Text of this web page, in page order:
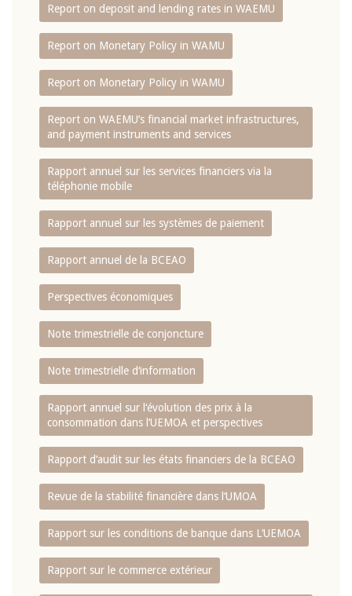
Report on deposit and lending rates in WAEMU
Report on Monetary Policy in WAMU
Report on Monetary Policy in WAMU
Report on WAEMU’s financial market infrastructures,
and payment instruments and services
Rapport annuel sur les services financiers via la
téléphonie mobile
Rapport annuel sur les systèmes de paiement
Rapport annuel de la BCEAO
Perspectives économiques
Note trimestrielle de conjoncture
Note trimestrielle d‘information
Rapport annuel sur l‘évolution des prix à la
consommation dans l‘UEMOA et perspectives
Rapport d‘audit sur les états financiers de la BCEAO
Revue de la stabilité financière dans l‘UMOA
Rapport sur les conditions de banque dans L‘UEMOA
Rapport sur le commerce extérieur